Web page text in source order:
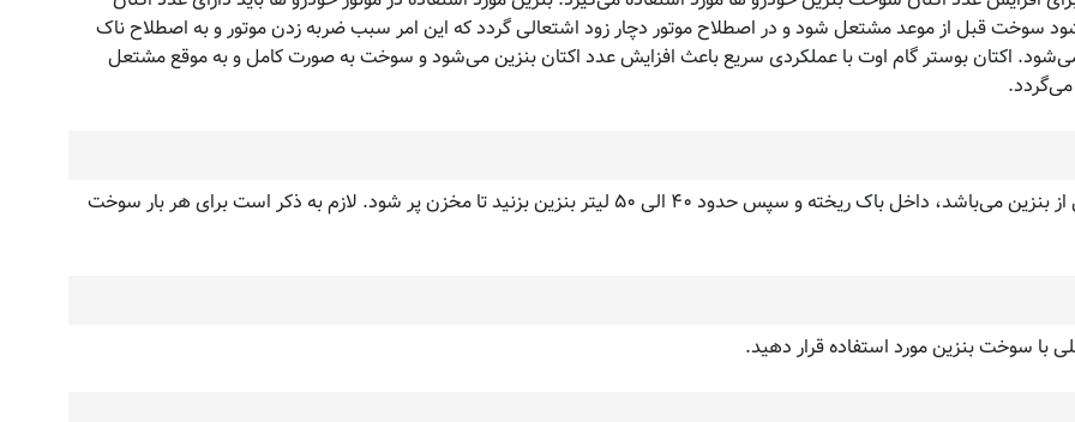
سوخت قبل از موعد مشتعل شود و در اصطلاح موتور دچار زود اشتعالی گردد که این امر سبب ضربه زدن موتور و به اصطلاح ناک
اکتان بوستر گام اوت با عملکردی سریع باعث افزایش عدد اکتان بنزین می‌شود و سوخت به صورت کامل و به موقع مشتعل
می‌گردد.
اکتان بوستر گام اوت را زمانی که مخزن سوخت دارای حجم کمی از بنزین می‌باشد، داخل باک ریخته و سپس حدود ۴۰ الی ۵۰ لیتر بنزین بزنید تا مخزن پر شود. لازم به ذکر است برای هر بار سوخت
با سوخت بنزین مورد استفاده قرار دهید.